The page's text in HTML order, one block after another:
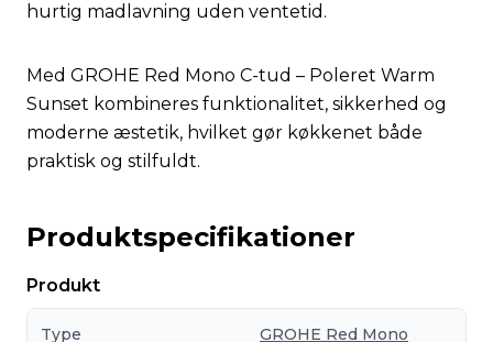
hurtig madlavning uden ventetid.
Med GROHE Red Mono C-tud – Poleret Warm
Sunset kombineres funktionalitet, sikkerhed og
moderne æstetik, hvilket gør køkkenet både
praktisk og stilfuldt.
Produktspecifikationer
Produkt
Type GROHE Red Mono